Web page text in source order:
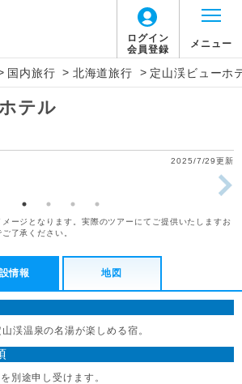
ログイン
会員登録
メニュー
国内旅行 > 北海道旅行 > 定山渓ビューホ
テル
2025/7/29更新
ージとなります。実際のツアーにてご提供いたしますお
了承ください。
情報 地図
渓温泉の名湯が楽しめる宿。
別途申し受けます。